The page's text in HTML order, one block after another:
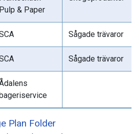
Pulp & Paper
Sågade trävaror
Sågade trävaror
Plan Folder